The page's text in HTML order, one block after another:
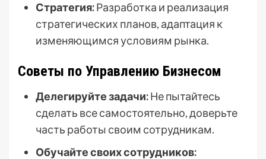
Стратегия:Разработка и реализация
стратегических планов, адаптация к
изменяющимся условиям рынка.
Советы по Управлению Бизнесом
Делегируйте задачи:Не пытайтесь
сделать все самостоятельно, доверьте
часть работы своим сотрудникам.
Обучайте своих сотрудников: